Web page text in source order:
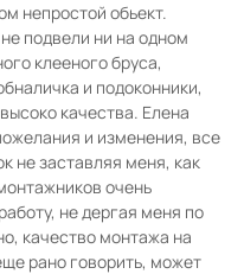
непростой обьект.
подвели ни на одном
клееного бруса,
и подоконники,
качества. Елена
и изменения, все
не заставляя меня, как
очень
не дергая меня по
качество монтажа на
рано говорить, может